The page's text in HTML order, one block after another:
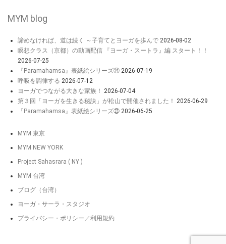
MYM blog
諦めなければ、道は続く ～子育てとヨーガを歩んで 2026-08-02
瞑想クラス（京都）の動画配信 『ヨーガ・スートラ』編 スタート！！
2026-07-25
『Paramahamsa』表紙絵シリーズ㉔ 2026-07-19
呼吸を調律する 2026-07-12
ヨーガでつながる大きな家族！
2026-07-04
第３回「ヨーガを生きる秘訣」が松山で開催されました！
2026-06-29
『Paramahamsa』表紙絵シリーズ㉓ 2026-06-25
MYM 東京
MYM NEW YORK
Project Sahasrara ( NY )
MYM 台湾
ブログ（台湾）
ヨーガ・サーラ・スタジオ
プライバシー・ポリシー／利用規約